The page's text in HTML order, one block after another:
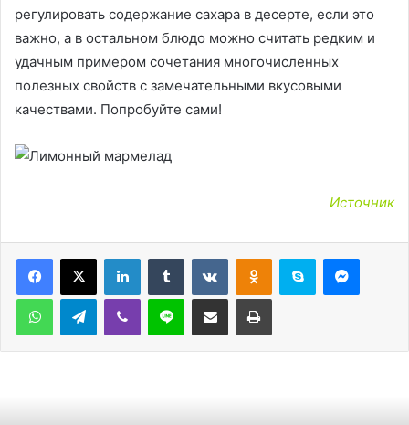
регулировать содержание сахара в десерте, если это
важно, а в остальном блюдо можно считать редким и
удачным примером сочетания многочисленных
полезных свойств с замечательными вкусовыми
качествами. Попробуйте сами!
Источник
LinkedInTumblr ВконтактеОдноклассники
Skype
WhatsAppTelegramViber Line Поделиться через электронную почту Печатать